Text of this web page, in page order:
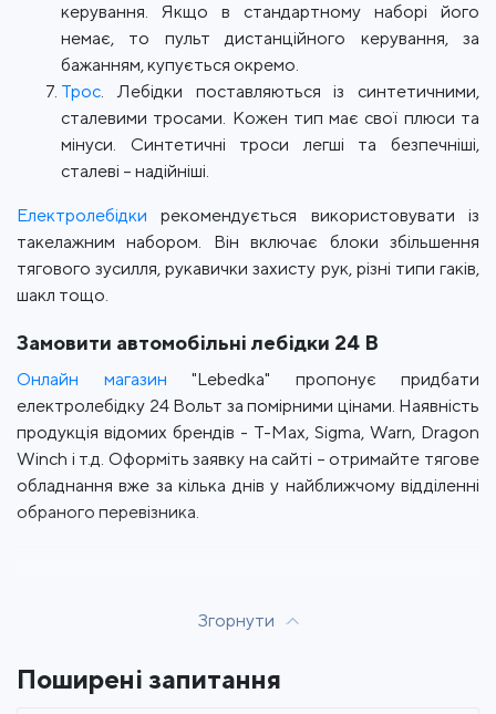
керування. Якщо в стандартному наборі його
немає, то пульт дистанційного керування, за
бажанням, купується окремо.
Трос. Лебідки поставляються із синтетичними,
сталевими тросами. Кожен тип має свої плюси та
мінуси. Синтетичні троси легші та безпечніші,
сталеві – надійніші.
Електролебідки рекомендується використовувати із
такелажним набором. Він включає блоки збільшення
тягового зусилля, рукавички захисту рук, різні типи гаків,
шакл тощо.
Замовити автомобільні лебідки 24 В
Онлайн магазин "Lebedka" пропонує придбати
електролебідку 24 Вольт за помірними цінами. Наявність
продукція відомих брендів - T-Max, Sigma, Warn, Dragon
Winch і т.д. Оформіть заявку на сайті – отримайте тягове
обладнання вже за кілька днів у найближчому відділенні
обраного перевізника.
Згорнути
Поширені запитання